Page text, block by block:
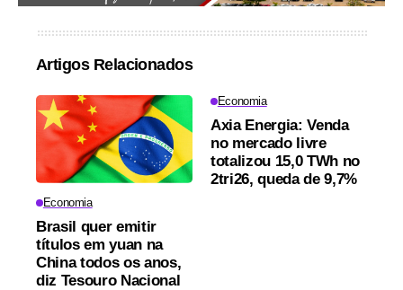
Artigos Relacionados
Economia
Brasil quer emitir
títulos em yuan na
China todos os anos,
diz Tesouro Nacional
Economia
Axia Energia: Venda
no mercado livre
totalizou 15,0 TWh no
2tri26, queda de 9,7%